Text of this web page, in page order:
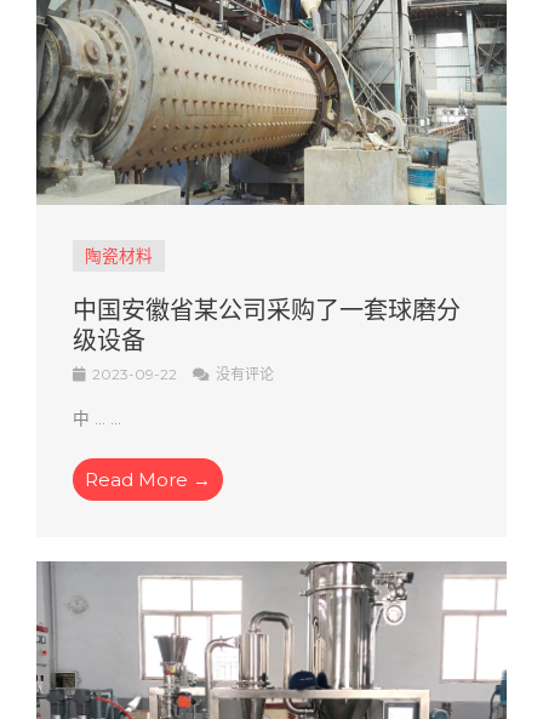
陶瓷材料
中国安徽省某公司采购了一套球磨分
级设备
2023-09-22 没有评论
中 ... ...
Read More →